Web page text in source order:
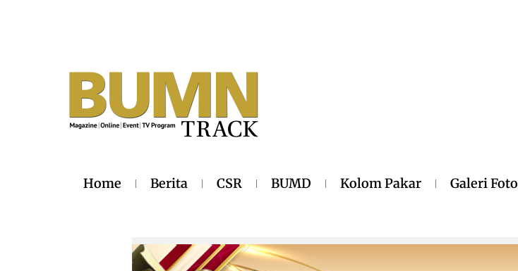
Home Berita CSR BUMD Kolom Pakar Galeri Foto